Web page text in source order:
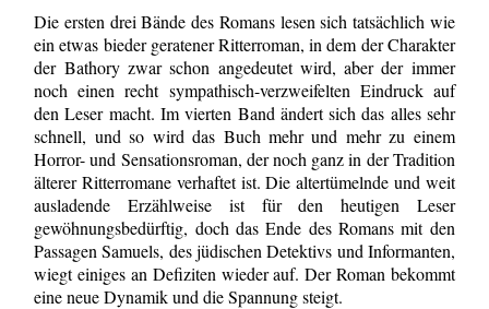
Die ersten drei Bände des Romans lesen sich tatsächlich wie
ein etwas bieder geratener Ritterroman, in dem der Charakter
der Bathory zwar schon angedeutet wird, aber der immer
noch einen recht sympathisch-verzweifelten Eindruck auf
den Leser macht. Im vierten Band ändert sich das alles sehr
schnell, und so wird das Buch mehr und mehr zu einem
Horror- und Sensationsroman, der noch ganz in der Tradition
älterer Ritterromane verhaftet ist. Die altertümelnde und weit
ausladende Erzählweise ist für den heutigen Leser
gewöhnungsbedürftig, doch das Ende des Romans mit den
Passagen Samuels, des jüdischen Detektivs und Informanten,
wiegt einiges an Defiziten wieder auf. Der Roman bekommt
eine neue Dynamik und die Spannung steigt.